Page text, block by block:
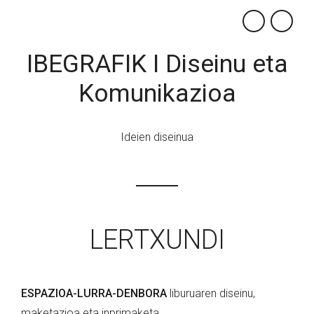
×
IBEGRAFIK I Diseinu eta
Komunikazioa
Ideien diseinua
LERTXUNDI
ESPAZIOA-LURRA-DENBORA liburuaren diseinu,